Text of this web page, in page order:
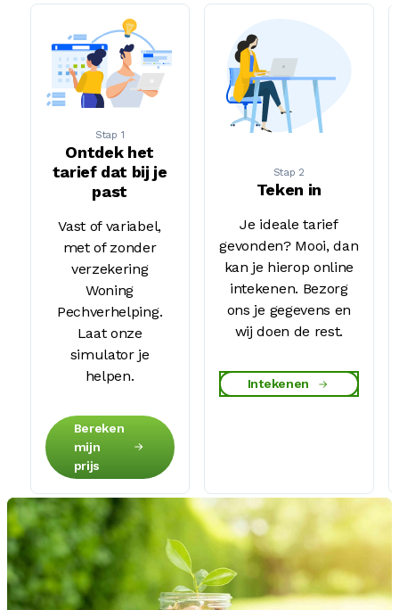
Stap 1
Ontdek het
tarief dat bij je
past
Vast of variabel,
met of zonder
verzekering
Woning
Pechverhelping.
Laat onze
simulator je
helpen.
Bereken
mijn
prijs
Stap 2
Teken in
Je ideale tarief
gevonden? Mooi, dan
kan je hierop online
intekenen. Bezorg
ons je gegevens en
wij doen de rest.
Intekenen